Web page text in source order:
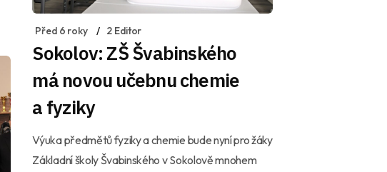
Před 6 roky 2 Editor
Sokolov: ZŠ Švabinského
má novou učebnu chemie
a fyziky
Výuka předmětů fyziky a chemie bude nyní pro žáky
Základní školy Švabinského v Sokolově mnohem